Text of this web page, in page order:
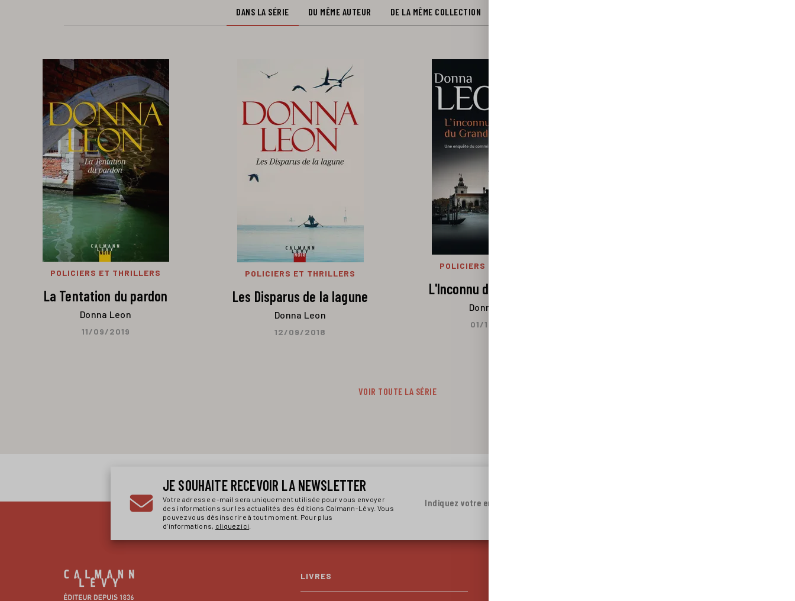
DANS LA SÉRIE DU MÊME AUTEUR DE LA MÊME COLLECTION
POLICIERS ET THRILLERS
La Tentation du pardon
Donna Leon
11/09/2019
POLICIERS ET THRILLERS
Les Disparus de la lagune
Donna Leon
12/09/2018
POLICIERS ET THRILLERS
L'Inconnu du grand canal
Donna Leon
01/10/2014
VOIR TOUTE LA SÉRIE
JE SOUHAITE RECEVOIR LA NEWSLETTER
Votre adresse e-mail sera uniquement utilisée pour vous envoyer
des informations sur les actualités des éditions Calmann-Lévy. Vous
pouvez vous désinscrire à tout moment. Pour plus
d’informations, cliquez ici
Indiquez votre email
LIVRES